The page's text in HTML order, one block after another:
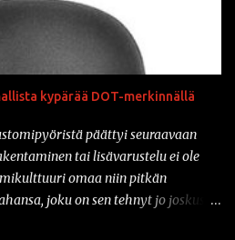
kypärää DOT-merkinnällä
päättyi seuraavaan
tai lisävarustelu ei ole
omaa niin pitkän
joku on sen tehnyt jo joskus